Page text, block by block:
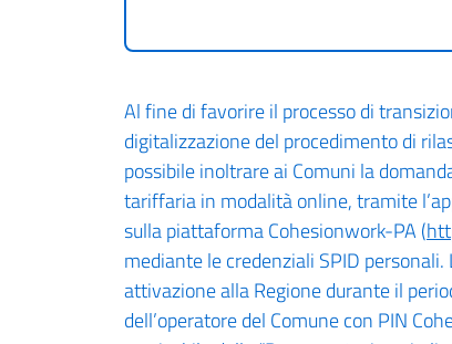
Al fine di favorire il processo di
digitalizzazione del procedimento di
possibile inoltrare ai Comuni la
tariffaria in modalità online, tramite
sulla piattaforma Cohesionwork-PA (
mediante le credenziali SPID
attivazione alla Regione durante il
dell’operatore del Comune con PIN